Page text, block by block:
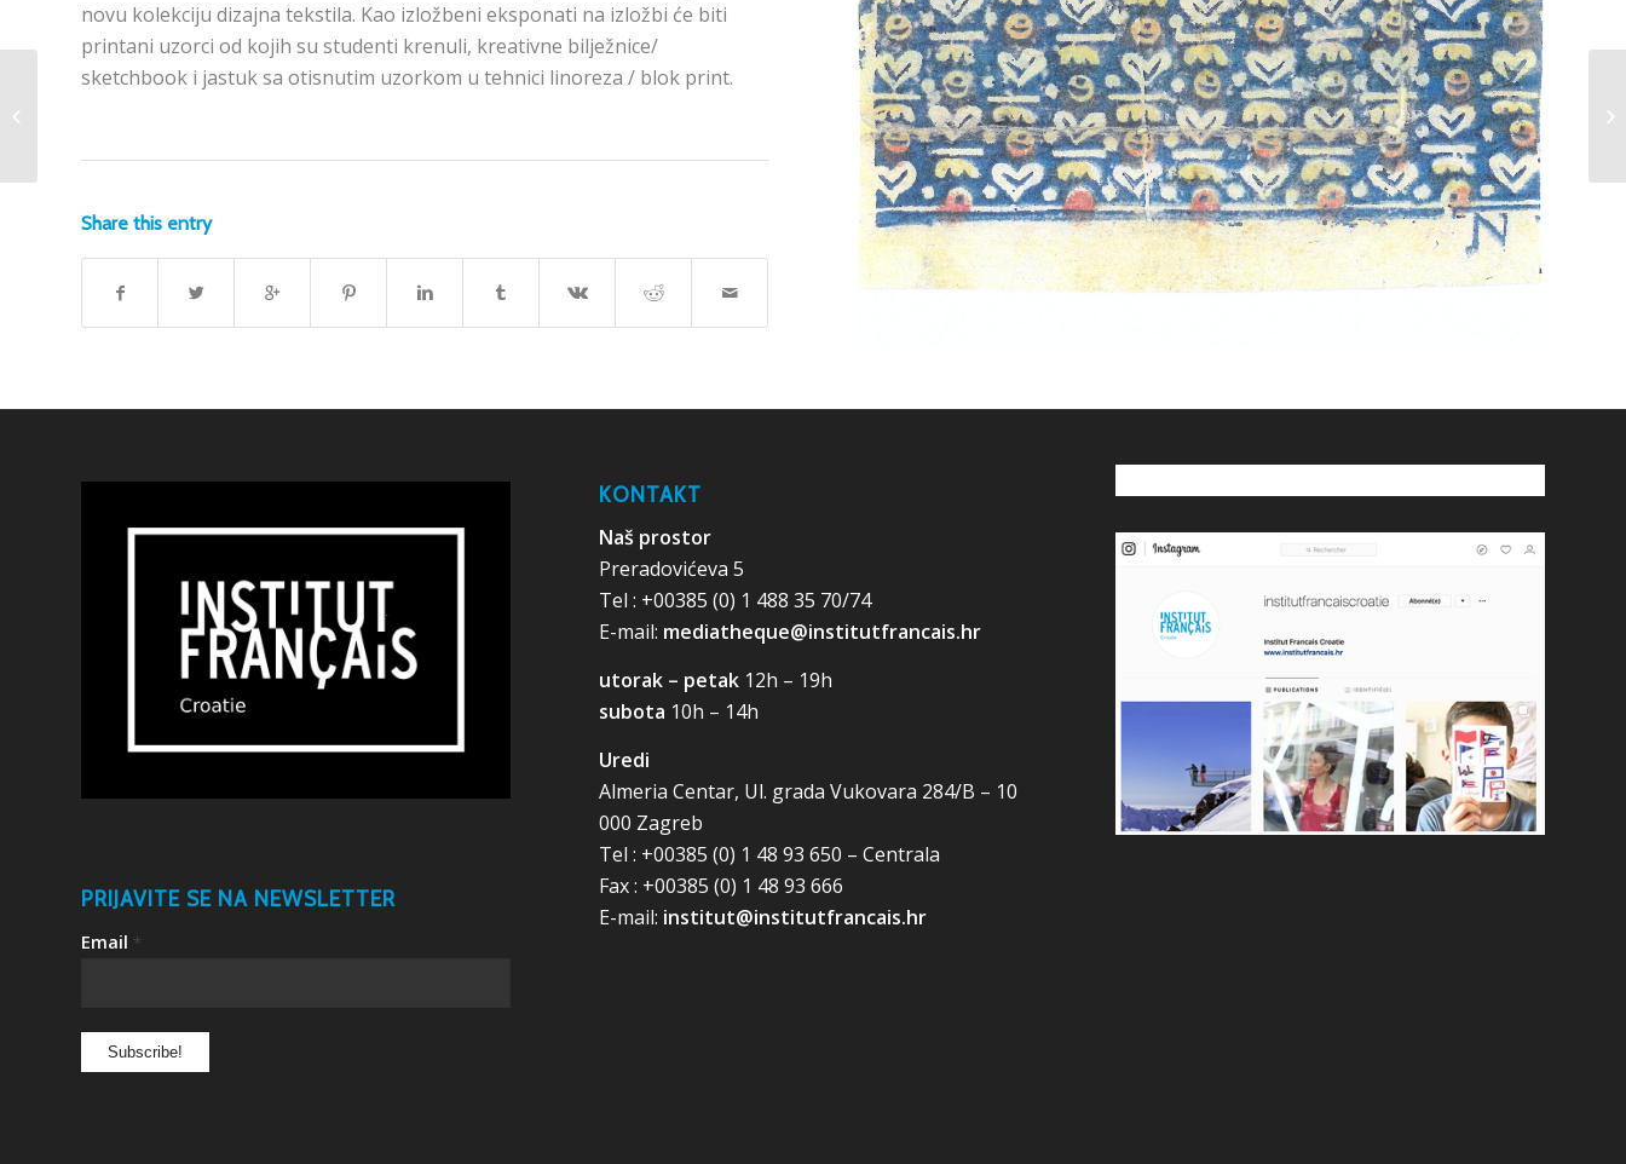
novu kolekciju dizajna tekstila. Kao izložbeni eksponati na izložbi će biti
printani uzorci od kojih su studenti krenuli, kreativne bilježnice/
sketchbook i jastuk sa otisnutim uzorkom u tehnici linoreza / blok print.
Share this entry
PRIJAVITE SE NA NEWSLETTER
Email *
KONTAKT
Naš prostor
Preradovićeva 5
Tel : +00385 (0) 1 488 35 70/74
E-mail: mediatheque@institutfrancais.hr
utorak – petak12h – 19h
subota 10h – 14h
Uredi
Almeria Centar, Ul. grada Vukovara 284/B – 10
000 Zagreb
Tel : +00385 (0) 1 48 93 650 – Centrala
Fax : +00385 (0) 1 48 93 666
E-mail: institut@institutfrancais.hr